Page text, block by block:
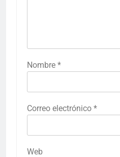
Nombre *
Correo electrónico *
Web